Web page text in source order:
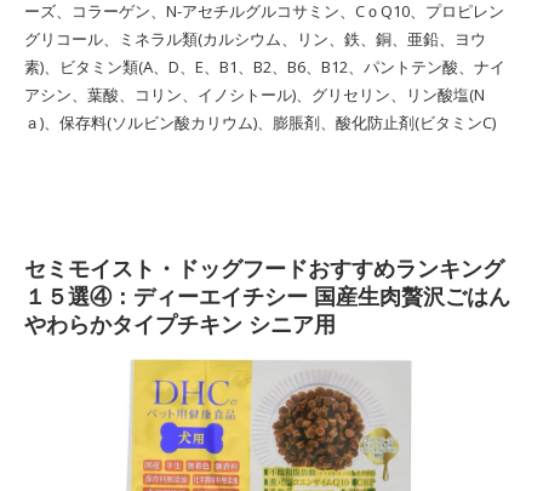
ーズ、コラーゲン、N-アセチルグルコサミン、CｏQ10、プロピレン
グリコール、ミネラル類(カルシウム、リン、鉄、銅、亜鉛、ヨウ
素)、ビタミン類(A、D、E、B1、B2、B6、B12、パントテン酸、ナイ
アシン、葉酸、コリン、イノシトール)、グリセリン、リン酸塩(N
ａ)、保存料(ソルビン酸カリウム)、膨脹剤、酸化防止剤(ビタミンC)
セミモイスト・ドッグフードおすすめランキング
１５選④：ディーエイチシー 国産生肉贅沢ごはん
やわらかタイプチキン シニア用